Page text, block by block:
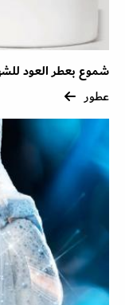
شموع بعطر العود
عطور